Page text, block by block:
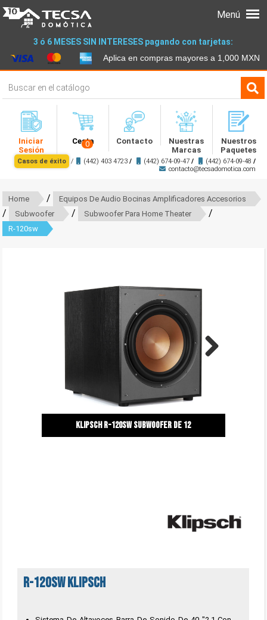
3 ó 6 MESES SIN INTERESES pagando con tarjetas:
Aplica en compras mayores a 1,000 MXN
Iniciar
Sesión
Cesta
0 Contacto
Nuestras
Marcas
Nuestros
Paquetes
Casos de éxito / (442) 403 4723 / (442) 674-09-47 / (442) 674-09-48 /
contacto@tecsadomotica.com
Menú
Home / Equipos De Audio Bocinas Amplificadores Accesorios
/ Subwoofer / Subwoofer Para Home Theater /
R-120sw
Klipsch R-120SW Subwoofer de 12
R-120SW Klipsch